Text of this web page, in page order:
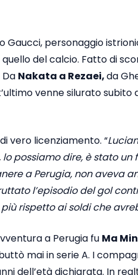
personaggio
del calcio. Fatto di
Nakata a Rezaei,da
venne silurato subito
vero licenziamento. “
possiamo dire, è stato
a Perugia, non aveva
l’episodio del gol
rispetto ai soldi che
a Perugia fu Ma
mai in serie A. I
dell’età dichiarata. In